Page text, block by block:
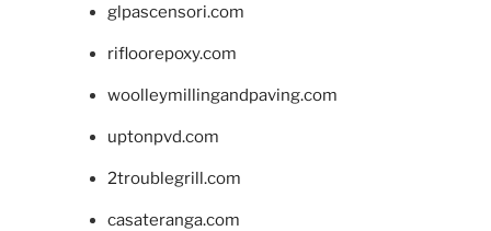
glpascensori.com
rifloorepoxy.com
woolleymillingandpaving.com
uptonpvd.com
2troublegrill.com
casateranga.com